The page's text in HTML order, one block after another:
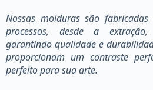
Nossas molduras são
processos, desde a
garantindo qualidade e
proporcionam um contraste
perfeito para sua arte.